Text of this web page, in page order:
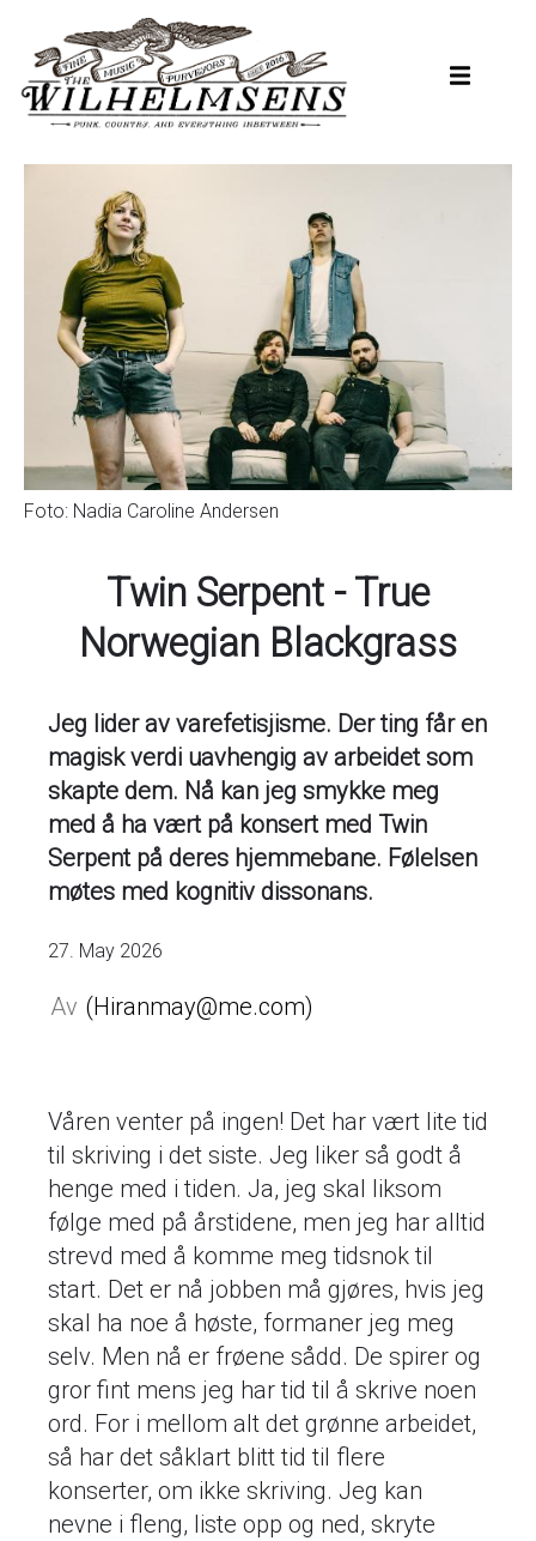
hovedinnhold
Foto: Nadia Caroline Andersen
Twin Serpent - True
Norwegian Blackgrass
Jeg lider av varefetisjisme. Der ting får en
magisk verdi uavhengig av arbeidet som
skapte dem. Nå kan jeg smykke meg
med å ha vært på konsert med Twin
Serpent på deres hjemmebane. Følelsen
møtes med kognitiv dissonans.
27. May 2026
Hiranmay@me.com
Våren venter på ingen! Det har vært lite tid
til skriving i det siste. Jeg liker så godt å
henge med i tiden. Ja, jeg skal liksom
følge med på årstidene, men jeg har alltid
strevd med å komme meg tidsnok til
start. Det er nå jobben må gjøres, hvis jeg
skal ha noe å høste, formaner jeg meg
selv. Men nå er frøene sådd. De spirer og
gror fint mens jeg har tid til å skrive noen
ord. For i mellom alt det grønne arbeidet,
så har det såklart blitt tid til flere
konserter, om ikke skriving. Jeg kan
nevne i fleng, liste opp og ned, skryte